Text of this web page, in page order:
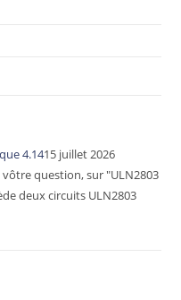
4.1415 juillet 2026
question, sur "ULN2803
deux circuits ULN2803